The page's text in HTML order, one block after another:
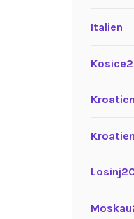
Italien
Kroatien